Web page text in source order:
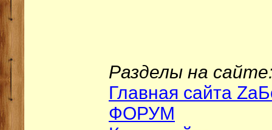
Разделы на
Главная сайта
ФОРУМ